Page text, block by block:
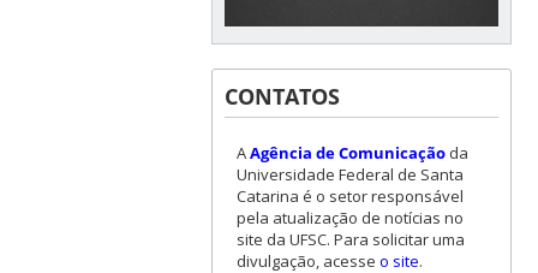
CONTATOS
AAgência de Comunicaçãoda
Universidade Federal de Santa
Catarina é o setor responsável
pela atualização de notícias no
site da UFSC. Para solicitar uma
divulgação, acesse o site.